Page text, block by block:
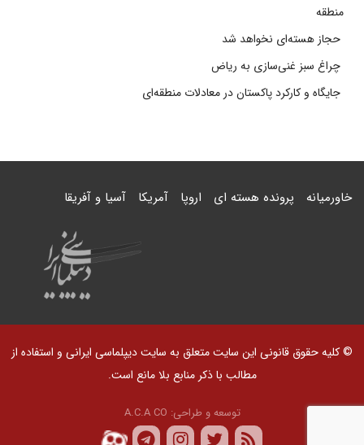
منطقه
حجاز هسته‌ای نخواهد شد
چراغ سبز غنی‌سازی به ریاض
جایگاه و کارکرد پاکستان در معادلات منطقه‌ای
خاورمیانه پرونده هسته ای اروپا آمریکا آسیا و آفریقا
© کلیه حقوق قانونی این سایت متعلق به سایت دیپلماسی ایرانی و استفاده از
مطالب با ذکر منابع بلا مانع است.
توسعه و طراحی: A.C.A CO